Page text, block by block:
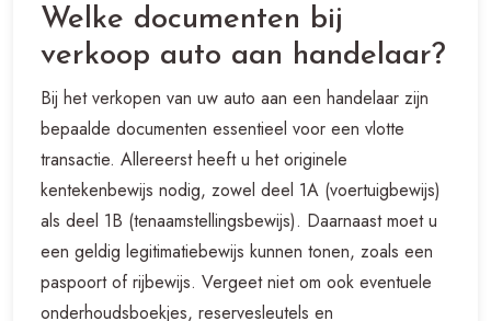
Welke documenten bij
verkoop auto aan handelaar?
Bij het verkopen van uw auto aan een handelaar zijn
bepaalde documenten essentieel voor een vlotte
transactie. Allereerst heeft u het originele
kentekenbewijs nodig, zowel deel 1A (voertuigbewijs)
als deel 1B (tenaamstellingsbewijs). Daarnaast moet u
een geldig legitimatiebewijs kunnen tonen, zoals een
paspoort of rijbewijs. Vergeet niet om ook eventuele
onderhoudsboekjes, reservesleutels en